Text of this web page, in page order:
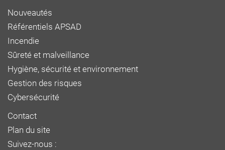
Nouveautés
Référentiels APSAD
Incendie
Sûreté et malveillance
Hygiène, sécurité et environnement
Gestion des risques
Cybersécurité
Contact
Plan du site
Suivez-nous :